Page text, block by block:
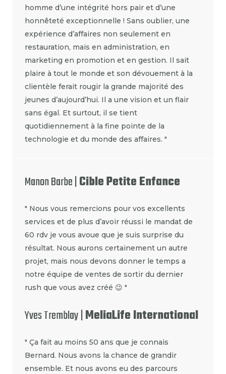
homme d’une intégrité hors pair et d’une
honnêteté exceptionnelle ! Sans oublier, une
expérience d’affaires non seulement en
restauration, mais en administration, en
marketing en promotion et en gestion. Il sait
plaire à tout le monde et son dévouement à la
clientèle ferait rougir la grande majorité des
jeunes d’aujourd’hui. Il a une vision et un flair
sans égal. Et surtout, il se tient
quotidiennement à la fine pointe de la
technologie et du monde des affaires. "
Manon Barbe |Cible Petite Enfance
" Nous vous remercions pour vos excellents
services et de plus d’avoir réussi le mandat de
60 rdv je vous avoue que je suis surprise du
résultat. Nous aurons certainement un autre
projet, mais nous devons donner le temps a
notre équipe de ventes de sortir du dernier
rush que vous avez créé 😉 "
Yves Tremblay |MeliaLife International
" Ça fait au moins 50 ans que je connais
Bernard. Nous avons la chance de grandir
ensemble. Et nous avons eu des parcours